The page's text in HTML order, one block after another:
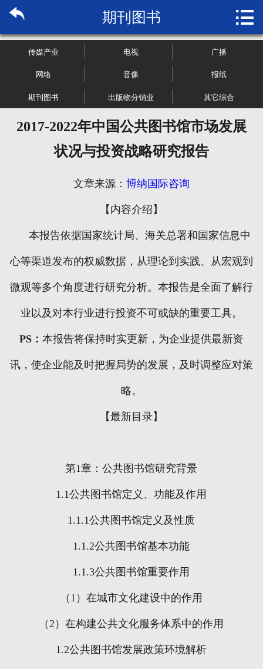
关于博纳
管理咨询
行业报告
期刊图书 
传媒产业 电视 广播
网络 音像 报纸
期刊图书 出版物分销业 其它综合
2017-2022年中国公共图书馆市场发展
状况与投资战略研究报告
文章来源： 博纳国际咨询
【内容介绍】
本报告依据国家统计局、海关总署和国家信息中
心等渠道发布的权威数据，从理论到实践、从宏观到
微观等多个角度进行研究分析。本报告是全面了解行
业以及对本行业进行投资不可或缺的重要工具。
PS ：本报告将保持时实更新，为企业提供最新资
讯，使企业能及时把握局势的发展，及时调整应对策
略。
【最新目录】
第1章：公共图书馆研究背景
1.1公共图书馆定义、功能及作用
1.1.1公共图书馆定义及性质
1.1.2公共图书馆基本功能
1.1.3公共图书馆重要作用
（ 1 ）在城市文化建设中的作用
（2 ）在构建公共文化服务体系中的作用
1.2公共图书馆发展政策环境解析